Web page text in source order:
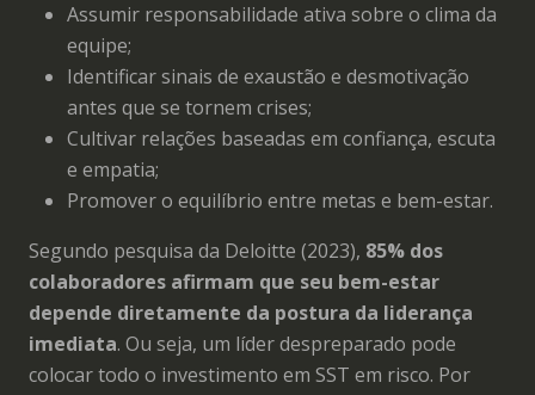
Assumir responsabilidade ativa sobre o clima da
equipe;
Identificar sinais de exaustão e desmotivação
antes que se tornem crises;
Cultivar relações baseadas em confiança, escuta
e empatia;
Promover o equilíbrio entre metas e bem-estar.
Segundo pesquisa da Deloitte (2023), 85% dos
colaboradores afirmam que seu bem-estar
depende diretamente da postura da liderança
imediata. Ou seja, um líder despreparado pode
colocar todo o investimento em SST em risco. Por